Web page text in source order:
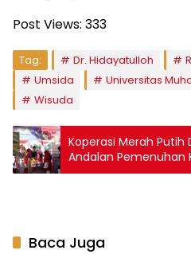
Post Views: 333
Tag: Dr. Hidayatulloh
Umsida
Universitas
Wisuda
Koperasi Merah Putih
Andalan Pemenuhan
Baca Juga